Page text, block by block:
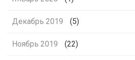
Декабрь 2019 (5)
Ноябрь 2019 (22)